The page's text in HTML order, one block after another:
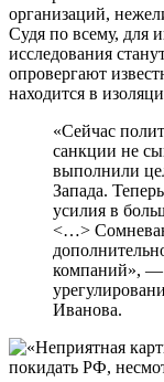
организаций,
Судя по всему, для
исследования
опровергают
находится в
«Сейчас
санкции не
выполнили
Запада.
усилия в
<…>
компаний», —
Иванова.